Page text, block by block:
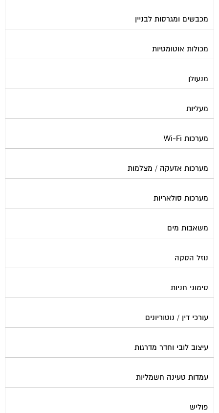
מכבשים ומגרסות לבניין
מכולות אוטומטיות
מנעולן
מעליות
מערכות Wi-Fi
מערכות אזעקה / מצלמות
מערכות סולאריות
משאבות מים
נוזל הסקה
סימוני חניות
עורכי דין / נוטוריונים
עיצוב לובי וחדר מדרגות
עמדות טעינה חשמליות
פוליש